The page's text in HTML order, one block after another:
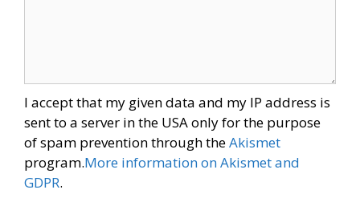
I accept that my given data and my IP address is
sent to a server in the USA only for the purpose
of spam prevention through theAkismet
program.More information on Akismet and
GDPR.